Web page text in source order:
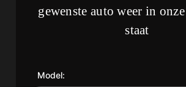
gewenste auto weer in
staat
Model: